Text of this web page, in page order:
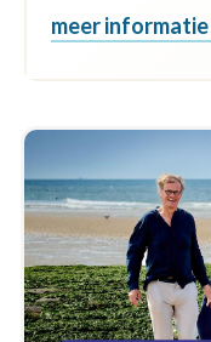
meer informatie